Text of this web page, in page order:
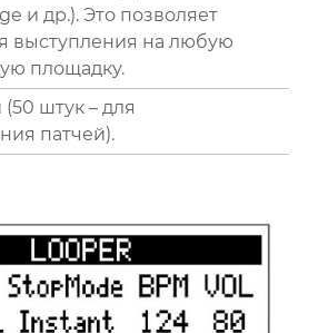
и др.). Это позволяет
выступления на любую
площадку.
штук – для
патчей).